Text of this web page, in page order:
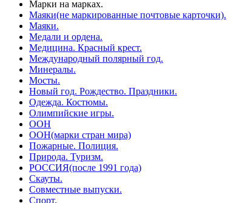
Марки на марках.
Маяки(не маркированные почтовые карточки).
Маяки.
Медали и ордена.
Медицина. Красный крест.
Международный полярный год.
Минералы.
Мосты.
Новый год. Рождество. Праздники.
Одежда. Костюмы.
Олимпийские игры.
ООН
ООН(марки стран мира)
Пожарные. Полиция.
Природа. Туризм.
РОССИЯ(после 1991 года)
Скауты.
Совместные выпуски.
Спорт.